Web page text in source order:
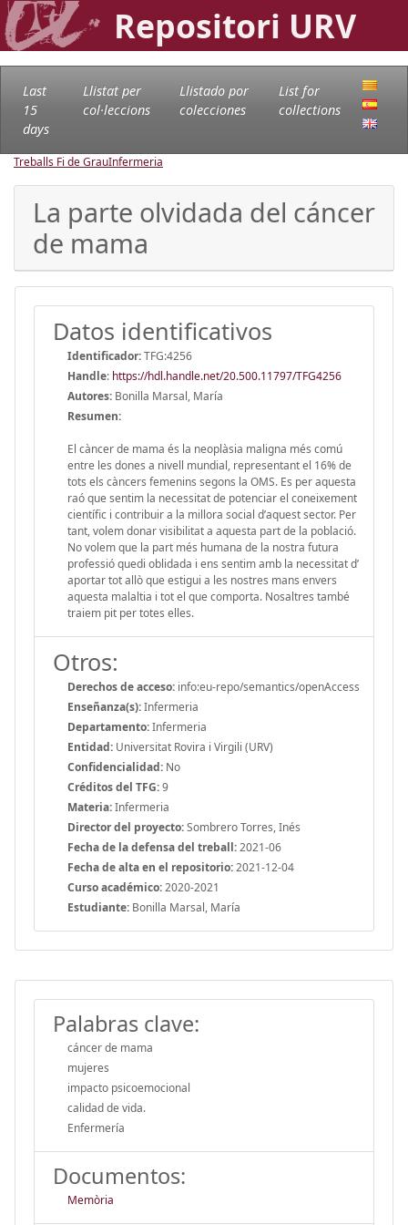
Repositori URV
Last
15
days
Llistat per
col·leccions
Llistado por
colecciones
List for
collections
Treballs Fi de GrauInfermeria
La parte olvidada del cáncer
de mama
Datos identificativos
Identificador:TFG:4256
Handle: https://hdl.handle.net/20.500.11797/TFG4256
Autores: Bonilla Marsal, María
Resumen:
El càncer de mama és la neoplàsia maligna més comú
entre les dones a nivell mundial, representant el 16% de
tots els càncers femenins segons la OMS. Es per aquesta
raó que sentim la necessitat de potenciar el coneixement
científic i contribuir a la millora social d’aquest sector. Per
tant, volem donar visibilitat a aquesta part de la població.
No volem que la part més humana de la nostra futura
professió quedi oblidada i ens sentim amb la necessitat d’
aportar tot allò que estigui a les nostres mans envers
aquesta malaltia i tot el que comporta. Nosaltres també
traiem pit per totes elles.
Otros:
Derechos de acceso: info:eu-repo/semantics/openAccess
Enseñanza(s):Infermeria
Departamento:Infermeria
Entidad: Universitat Rovira i Virgili (URV)
Confidencialidad: No
Créditos del TFG:9
Materia:Infermeria
Director del proyecto:Sombrero Torres, Inés
Fecha de la defensa del treball:2021-06
Fecha de alta en el repositorio:2021-12-04
Curso académico:2020-2021
Estudiante: Bonilla Marsal, María
Palabras clave:
cáncer de mama
mujeres
impacto psicoemocional
calidad de vida.
Enfermería
Documentos:
Memòria